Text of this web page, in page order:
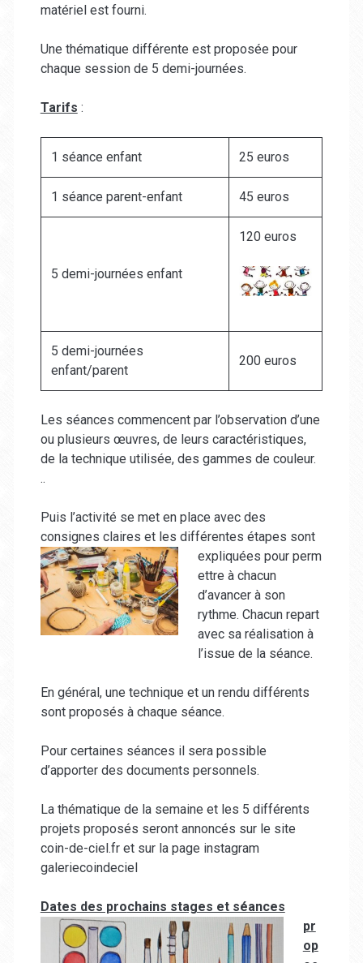
matériel est fourni.
Une thématique différente est proposée pour
chaque session de 5 demi-journées.
Tarifs :
1 séance enfant 25 euros
1 séance parent-enfant 45 euros
5 demi-journées enfant
120 euros
5 demi-journées
enfant/parent
200 euros
Les séances commencent par l’observation d’une
ou plusieurs œuvres, de leurs caractéristiques,
de la technique utilisée, des gammes de couleur.
..
Puis l’activité se met en place avec des
consignes claires et les différentes étapes sont
expliquées pour perm
ettre à chacun
d’avancer à son
rythme. Chacun repart
avec sa réalisation à
l’issue de la séance.
En général, une technique et un rendu différents
sont proposés à chaque séance.
Pour certaines séances il sera possible
d’apporter des documents personnels.
La thématique de la semaine et les 5 différents
projets proposés seront annoncés sur le site
coin-de-ciel.fr et sur la page instagram
galeriecoindeciel
Dates des prochains stages et séances
pr
op